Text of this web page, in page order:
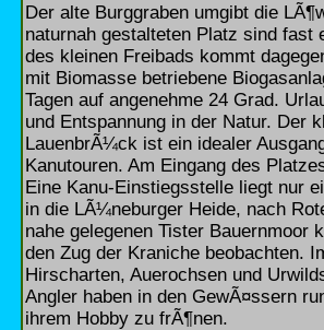
Der alte Burggraben umgibt die
naturnah gestalteten Platz sind fast
des kleinen Freibads kommt
mit Biomasse betriebene
Tagen auf angenehme 24 Grad.
und Entspannung in der Natur. Der
LauenbrÃ¼ck ist ein idealer
Kanutouren. Am Eingang des
Eine Kanu-Einstiegsstelle liegt nur
in die LÃ¼neburger Heide, nach
nahe gelegenen Tister
den Zug der Kraniche beobachten.
Hirscharten, Auerochsen und
Angler haben in den GewÃ¤ssern
ihrem Hobby zu frÃ¶nen.